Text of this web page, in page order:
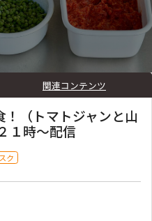
関連コンテンツ
（トマトジャンと山
１時〜配信
ク